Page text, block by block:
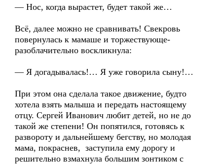
— Нос, когда вырастет, будет такой же…
Всё, далее можно не сравнивать! Свекровь
повернулась к мамаше и торжествующе-
разоблачительно воскликнула:
— Я догадывалась!… Я уже говорила сыну!…
При этом она сделала такое движение, будто
хотела взять малыша и передать настоящему
отцу. Сергей Иванович любит детей, но не до
такой же степени! Он попятился, готовясь к
развороту и дальнейшему бегству, но молодая
мама, покраснев, заступила ему дорогу и
решительно взмахнула большим зонтиком с